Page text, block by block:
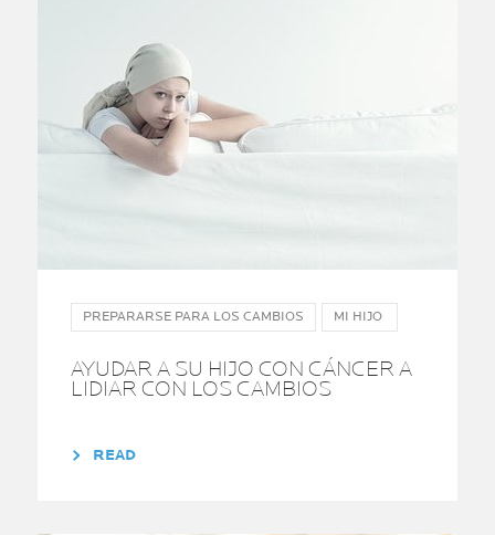
PREPARARSE PARA LOS CAMBIOS MI HIJO
AYUDAR A SU HIJO CON CÁNCER A
LIDIAR CON LOS CAMBIOS
READ